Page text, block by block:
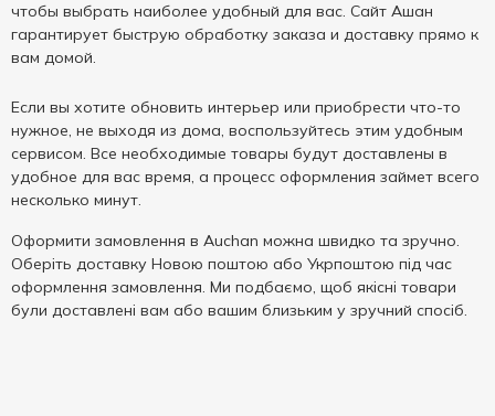
чтобы выбрать наиболее удобный для вас. Сайт Ашан
гарантирует быструю обработку заказа и доставку прямо к
вам домой.
Если вы хотите обновить интерьер или приобрести что-то
нужное, не выходя из дома, воспользуйтесь этим удобным
сервисом. Все необходимые товары будут доставлены в
удобное для вас время, а процесс оформления займет всего
несколько минут.
Оформити замовлення в Auchan можна швидко та зручно.
Оберіть доставку Новою поштою або Укрпоштою під час
оформлення замовлення. Ми подбаємо, щоб якісні товари
були доставлені вам або вашим близьким у зручний спосіб.